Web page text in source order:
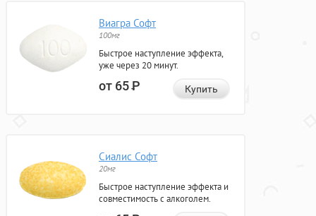
Виагра Софт
100мг
Быстрое наступление эффекта,
уже через 20 минут.
от 65Р Купить
Сиалис Софт
20мг
Быстрое наступление эффекта и
совместимость с алкоголем.